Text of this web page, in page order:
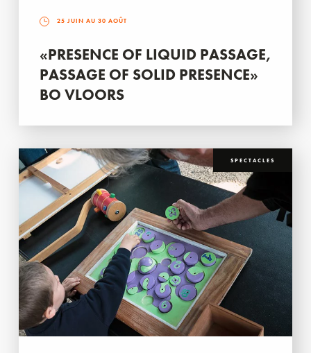
25 JUIN AU 30 AOÛT
«PRESENCE OF LIQUID PASSAGE,
PASSAGE OF SOLID PRESENCE»
BO VLOORS
SPECTACLES